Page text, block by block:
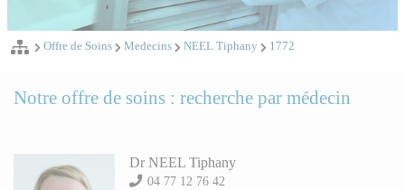
Offre de Soins Medecins NEEL Tiphany 1772
Notre offre de soins : recherche par médecin
Dr NEEL Tiphany
04 77 12 76 42